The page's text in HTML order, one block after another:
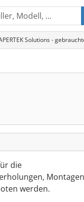
Solutions -
die
Montagen
werden.